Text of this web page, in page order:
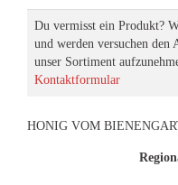
Du vermisst ein Produkt?
und werden versuchen
unser Sortiment
Kontaktformular
HONIG VOM